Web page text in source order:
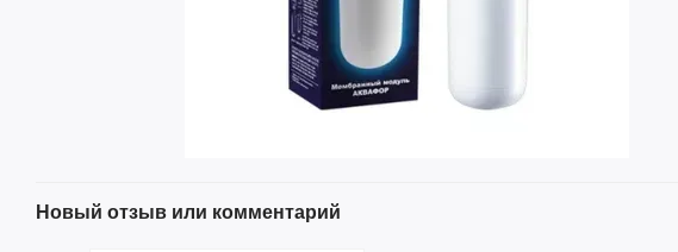
Новый отзыв или комментарий